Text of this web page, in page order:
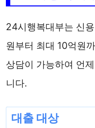
24시행복대부는 신
원부터 최대 10억원
상담이 가능하여 언
니다.
대출 대상